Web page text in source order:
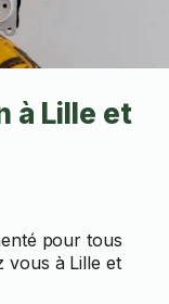
à Lille et
pour tous
vous à Lille et